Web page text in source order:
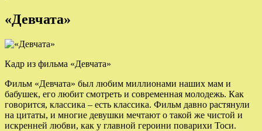
«Девчата»
Кадр из фильма «Девчата»
Фильм «Девчата» был любим миллионами наших мам и
бабушек, его любит смотреть и современная молодежь. Как
говорится, классика – есть классика. Фильм давно растянули
на цитаты, и многие девушки мечтают о такой же чистой и
искренней любви, как у главной героини поварихи Тоси.